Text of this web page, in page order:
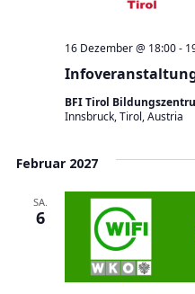
Infoveranstaltung
16 Dezember @ 18:00-
BFI Tirol
Innsbruck, Tirol, Austria
Februar 2027
SA.
6